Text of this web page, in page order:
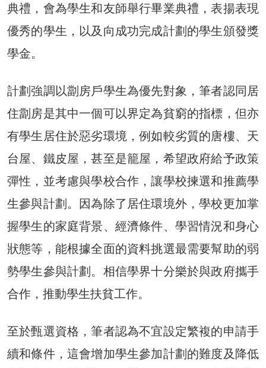
典禮，會為學生和友師舉行畢業典禮，表揚表現
優秀的學生，以及向成功完成計劃的學生頒發獎
學金。
計劃強調以劏房戶學生為優先對象，筆者認同居
住劏房是其中一個可以界定為貧窮的指標，但亦
有學生居住於惡劣環境，例如較劣質的唐樓、天
台屋、鐵皮屋，甚至是籠屋，希望政府給予政策
彈性，並考慮與學校合作，讓學校揀選和推薦學
生參與計劃。因為除了居住環境外，學校更加掌
握學生的家庭背景、經濟條件、學習情況和身心
狀態等，能根據全面的資料挑選最需要幫助的弱
勢學生參與計劃。相信學界十分樂於與政府攜手
合作，推動學生扶貧工作。
至於甄選資格，筆者認為不宜設定繁複的申請手
續和條件，這會增加學生參加計劃的難度及降低